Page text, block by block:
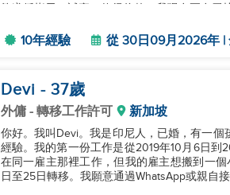
10年經驗 從 30日09月2026年 |
Devi - 37歲
外傭 - 轉移工作許可 新加坡
你好。我叫Devi。我是印尼人，已婚，有一
經驗。我的第一份工作是從2019年10月6日
在同一雇主那裡工作，但我的雇主想搬到一
日至25日轉移。我願意通過WhatsApp或親自